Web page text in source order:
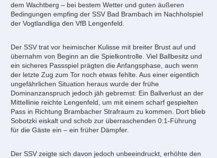
dem Wachtberg – bei bestem Wetter und guten äußeren
Bedingungen empfing der SSV Bad Brambach im Nachholspiel
der Vogtlandliga den VfB Lengenfeld.
Der SSV trat vor heimischer Kulisse mit breiter Brust auf und
übernahm von Beginn an die Spielkontrolle. Viel Ballbesitz und
ein sicheres Passspiel prägten die Anfangsphase, auch wenn
der letzte Zug zum Tor noch etwas fehlte. Aus einer eigentlich
ungefährlichen Situation heraus wurde der frühe
Dominanzanspruch jedoch jäh gebremst: Ein Ballverlust an der
Mittellinie reichte Lengenfeld, um mit einem scharf gespielten
Pass in Richtung Brambacher Strafraum zu kommen. Dort blieb
Sobotzki eiskalt und schob zur überraschenden 0:1-Führung
für die Gäste ein – ein früher Dämpfer.
Der SSV zeigte sich davon jedoch unbeeindruckt, erhöhte den